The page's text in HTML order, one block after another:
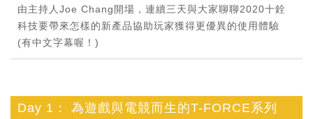
由主持人Joe Chang開場，連續三天與大家聊聊2020十銓
科技要帶來怎樣的新產品協助玩家獲得更優異的使用體驗
(有中文字幕喔！)
Day 1： 為遊戲與電競而生的T-FORCE系列